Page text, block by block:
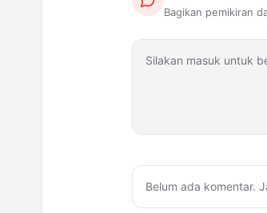
Bagikan pemikiran
Belum ada komentar.